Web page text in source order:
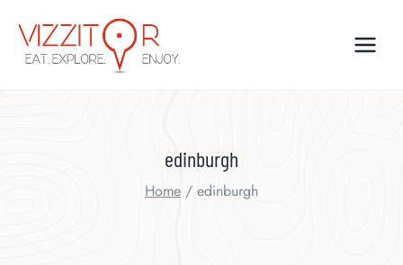
content
edinburgh
Home / edinburgh